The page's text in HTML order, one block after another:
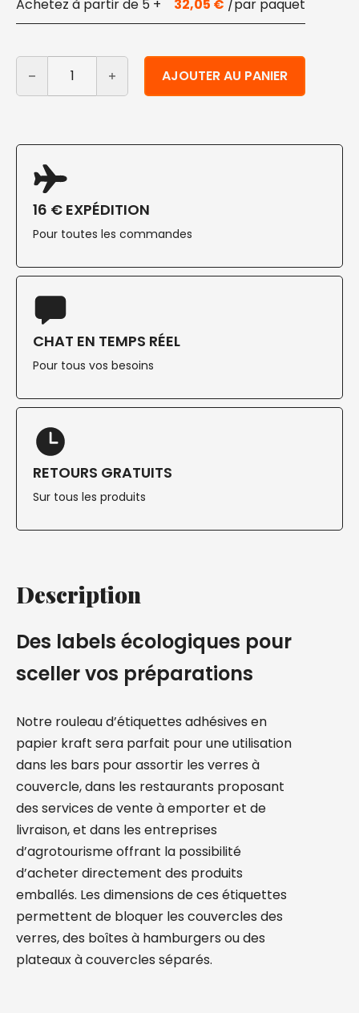
5 + 32,05 €
quantité de Rouleau d'étiquettes adhésives en
AJOUTER AU PANIER
Alternative:
16 € EXPÉDITION
Pour toutes les commandes
CHAT EN TEMPS RÉEL
Pour tous vos besoins
RETOURS GRATUITS
Sur tous les produits
Description
Des labels écologiques pour
sceller vos préparations
Notre rouleau d’étiquettes adhésives en
papier kraft sera parfait pour une utilisation
dans les bars pour assortir les verres à
couvercle, dans les restaurants proposant
des services de vente à emporter et de
livraison, et dans les entreprises
d’agrotourisme offrant la possibilité
d’acheter directement des produits
emballés. Les dimensions de ces étiquettes
permettent de bloquer les couvercles des
verres, des boîtes à hamburgers ou des
plateaux à couvercles séparés.